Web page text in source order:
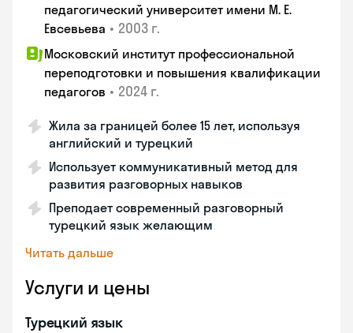
педагогический университет имени М. Е.
Евсевьева • 2003 г.
Московский институт профессиональной
переподготовки и повышения квалификации
педагогов • 2024 г.
Жила за границей более 15 лет, используя
английский и турецкий
Использует коммуникативный метод для
развития разговорных навыков
Преподает современный разговорный
турецкий язык желающим
Читать дальше
Услуги и цены
Турецкий язык